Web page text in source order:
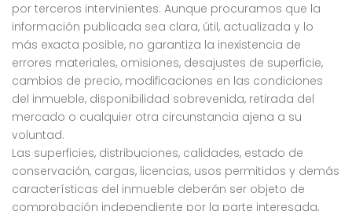
por terceros intervinientes. Aunque procuramos que la
información publicada sea clara, útil, actualizada y lo
más exacta posible, no garantiza la inexistencia de
errores materiales, omisiones, desajustes de superficie,
cambios de precio, modificaciones en las condiciones
del inmueble, disponibilidad sobrevenida, retirada del
mercado o cualquier otra circunstancia ajena a su
voluntad.
Las superficies, distribuciones, calidades, estado de
conservación, cargas, licencias, usos permitidos y demás
características del inmueble deberán ser objeto de
comprobación independiente por la parte interesada,